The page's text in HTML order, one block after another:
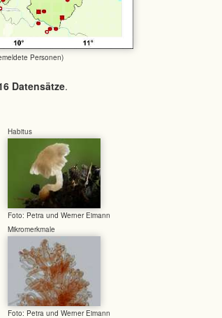
Personen)
Datensätze.
Habitus
Foto: Petra und Werner Eimann
Mikromerkmale
Foto: Petra und Werner Eimann